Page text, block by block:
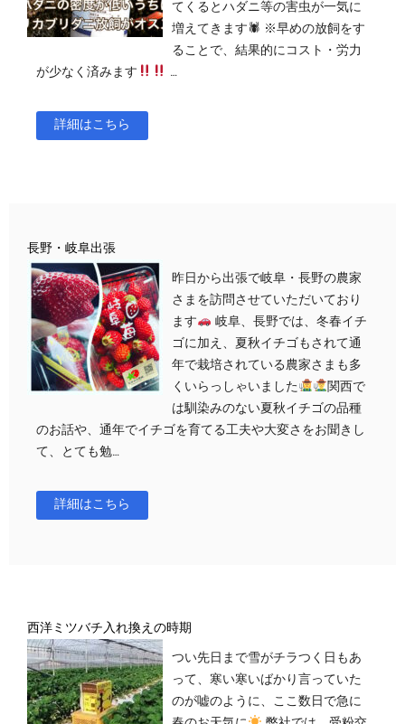
てくるとハダニ等の害虫が一気に
増えてきます🕷 ※早めの放飼をす
ることで、結果的にコスト・労力
が少なく済みます
…
詳細はこちら
長野・岐阜出張
昨日から出張で岐阜・長野の農家
さまを訪問させていただいており
ます
岐阜、長野では、冬春イチ
ゴに加え、夏秋イチゴもされて通
年で栽培されている農家さまも多
くいらっしゃいました
関西で
は馴染みのない夏秋イチゴの品種
のお話や、通年でイチゴを育てる工夫や大変さをお聞きし
て、とても勉…
詳細はこちら
西洋ミツバチ入れ換えの時期
つい先日まで雪がチラつく日もあ
って、寒い寒いばかり言っていた
のが嘘のように、ここ数日で急に